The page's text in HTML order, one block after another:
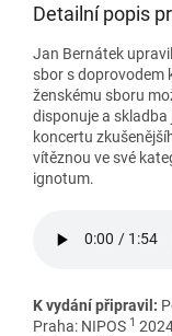
Detailní popis
Jan Bernátek
sbor s doprovodem
ženskému sboru
disponuje a
koncertu
vítěznou ve své
ignotum.
K vydání připravil:
Praha: NIPOS 1